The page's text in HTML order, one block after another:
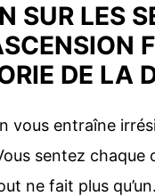
SUR LES
DE LA
vous entraîne
sentez chaque
ne fait plus